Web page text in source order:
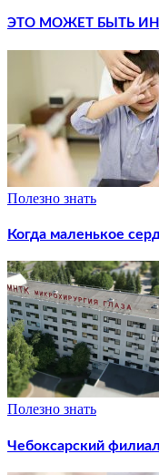
ЭТО МОЖЕТ БЫТЬ
Полезно знать
Когда маленькое
Полезно знать
Чебоксарский